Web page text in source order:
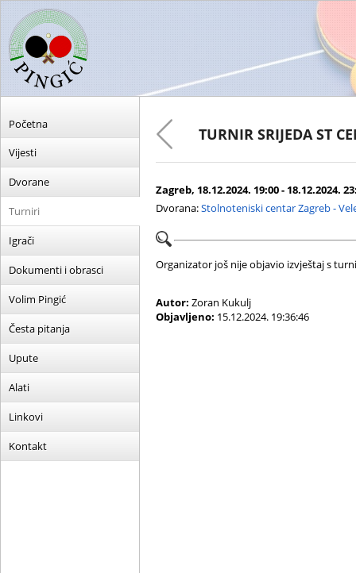
Početna
Vijesti
Dvorane
Turniri
Igrači
Dokumenti i obrasci
Volim Pingić
Česta pitanja
Upute
Alati
Linkovi
Kontakt
TURNIR SRIJEDA ST
Zagreb, 18.12.2024. 19:00 - 18.12.2024.
Dvorana:Stolnoteniski centar Zagreb -
Organizator još nije objavio izvještaj s
Autor: Zoran Kukulj
Objavljeno: 15.12.2024. 19:36:46